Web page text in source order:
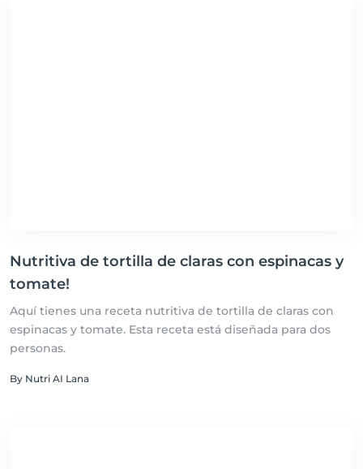
Nutritiva de tortilla de claras con espinacas y
tomate!
Aquí tienes una receta nutritiva de tortilla de claras con
espinacas y tomate. Esta receta está diseñada para dos
personas.
By Nutri AI Lana